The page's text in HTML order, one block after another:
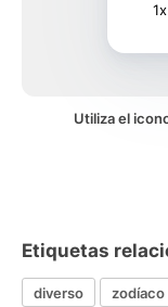
1x
Utiliza el
Etiquetas
diverso zodíaco